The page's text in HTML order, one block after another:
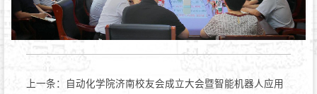
上一条： 自动化学院济南校友会成立大会暨智能机器人应用